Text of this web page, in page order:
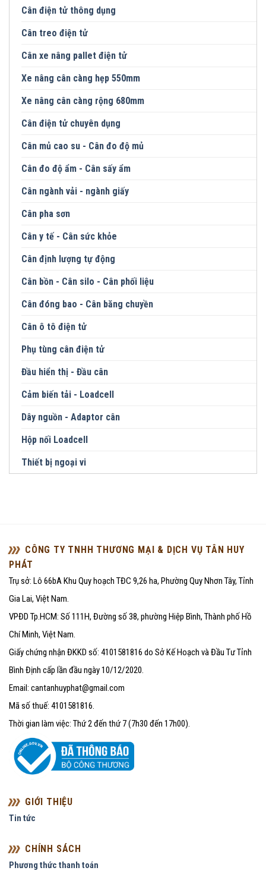
Cân điện tử thông dụng
Cân treo điện tử
Cân xe nâng pallet điện tử
Xe nâng cân càng hẹp 550mm
Xe nâng cân càng rộng 680mm
Cân điện tử chuyên dụng
Cân mủ cao su - Cân đo độ mủ
Cân đo độ ẩm - Cân sấy ẩm
Cân ngành vải - ngành giấy
Cân pha sơn
Cân y tế - Cân sức khỏe
Cân định lượng tự động
Cân bồn - Cân silo - Cân phối liệu
Cân đóng bao - Cân băng chuyền
Cân ô tô điện tử
Phụ tùng cân điện tử
Đầu hiển thị - Đầu cân
Cảm biến tải - Loadcell
Dây nguồn - Adaptor cân
Hộp nối Loadcell
Thiết bị ngoại vi
CÔNG TY TNHH THƯƠNG MẠI & DỊCH VỤ TÂN HUY
PHÁT
Trụ sở: Lô 66bA Khu Quy hoạch TĐC 9,26 ha, Phường Quy Nhơn Tây, Tỉnh
Gia Lai, Việt Nam.
VPĐD Tp.HCM: Số 111H, Đường số 38, phường Hiệp Bình, Thành phố Hồ
Chí Minh, Việt Nam.
Giấy chứng nhận ĐKKD số: 4101581816 do Sở Kế Hoạch và Đầu Tư Tỉnh
Bình Định cấp lần đầu ngày 10/12/2020.
Email: cantanhuyphat@gmail.com
Mã số thuế: 4101581816.
Thời gian làm việc: Thứ 2 đến thứ 7 (7h30 đến 17h00).
GIỚI THIỆU
Tin tức
CHÍNH SÁCH
Phương thức thanh toán